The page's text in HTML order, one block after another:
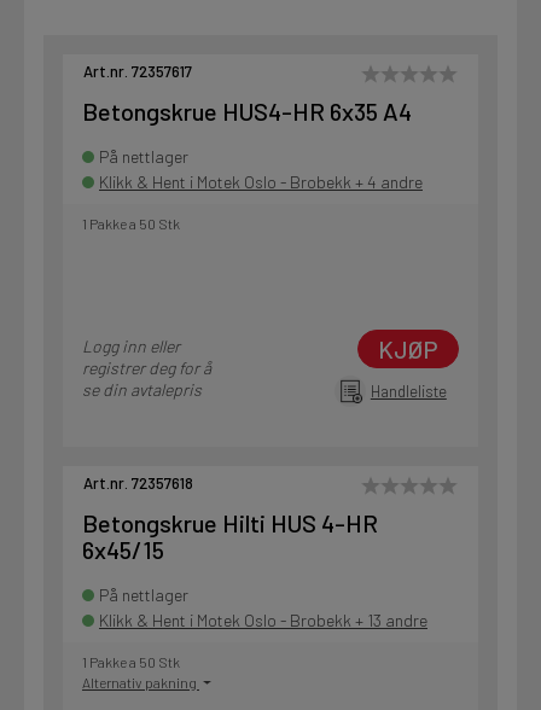
Art.nr. 72357617
Betongskrue HUS4-HR 6x35 A4
På nettlager
Klikk & Hent i Motek Oslo - Brobekk + 4 andre
1 Pakke a 50 Stk
Logg inn eller
registrer deg for å
se din avtalepris
KJØP
Handleliste
Art.nr. 72357618
Betongskrue Hilti HUS 4-HR
6x45/15
På nettlager
Klikk & Hent i Motek Oslo - Brobekk + 13 andre
1 Pakke a 50 Stk
Alternativ pakning